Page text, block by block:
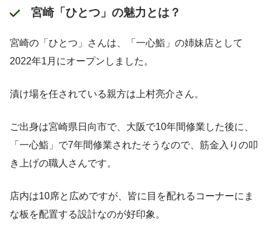
宮崎「ひとつ」の魅力とは？
宮崎の「ひとつ」さんは、「一心鮨」の姉妹店として
2022年1月にオープンしました。
漬け場を任されている親方は上村亮介さん。
ご出身は宮崎県日向市で、大阪で10年間修業した後に、
「一心鮨」で7年間修業されたそうなので、筋金入りの叩
き上げの職人さんです。
店内は10席と広めですが、皆に目を配れるコーナーにま
な板を配置する設計なのが好印象。